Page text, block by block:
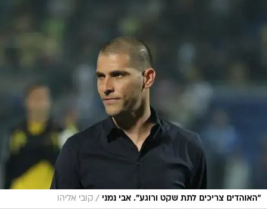
"האוהדים צריכים לתת שקט ורוגע". אבי נמני / קובי אליהו